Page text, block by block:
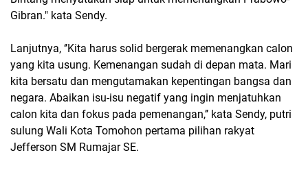
Gibran." kata Sendy.
Lanjutnya, ‘’Kita harus solid bergerak memenangkan calon
yang kita usung. Kemenangan sudah di depan mata. Mari
kita bersatu dan mengutamakan kepentingan bangsa dan
negara. Abaikan isu-isu negatif yang ingin menjatuhkan
calon kita dan fokus pada pemenangan,’’ kata Sendy, putri
sulung Wali Kota Tomohon pertama pilihan rakyat
Jefferson SM Rumajar SE.